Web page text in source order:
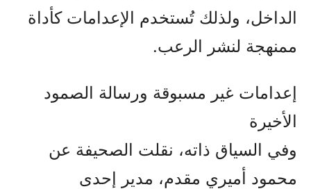
الداخل، ولذلك تُستخدم الإعدامات كأداة
ممنهجة لنشر الرعب.
إعدامات غير مسبوقة ورسالة الصمود
الأخيرة
وفي السياق ذاته، نقلت الصحيفة عن
محمود أميري مقدم، مدير إحدى